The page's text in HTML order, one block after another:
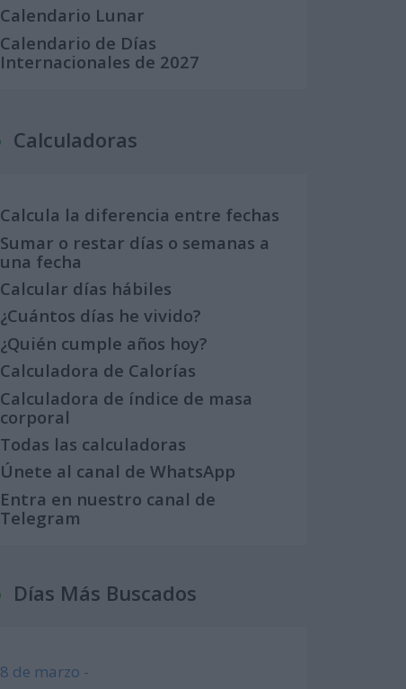
Calendario Lunar
Calendario de Días
Internacionales de 2027
Calculadoras
Calcula la diferencia entre fechas
Sumar o restar días o semanas a
una fecha
Calcular días hábiles
¿Cuántos días he vivido?
¿Quién cumple años hoy?
Calculadora de Calorías
Calculadora de índice de masa
corporal
Todas las calculadoras
Únete al canal de WhatsApp
Entra en nuestro canal de
Telegram
Días Más Buscados
8 de marzo -